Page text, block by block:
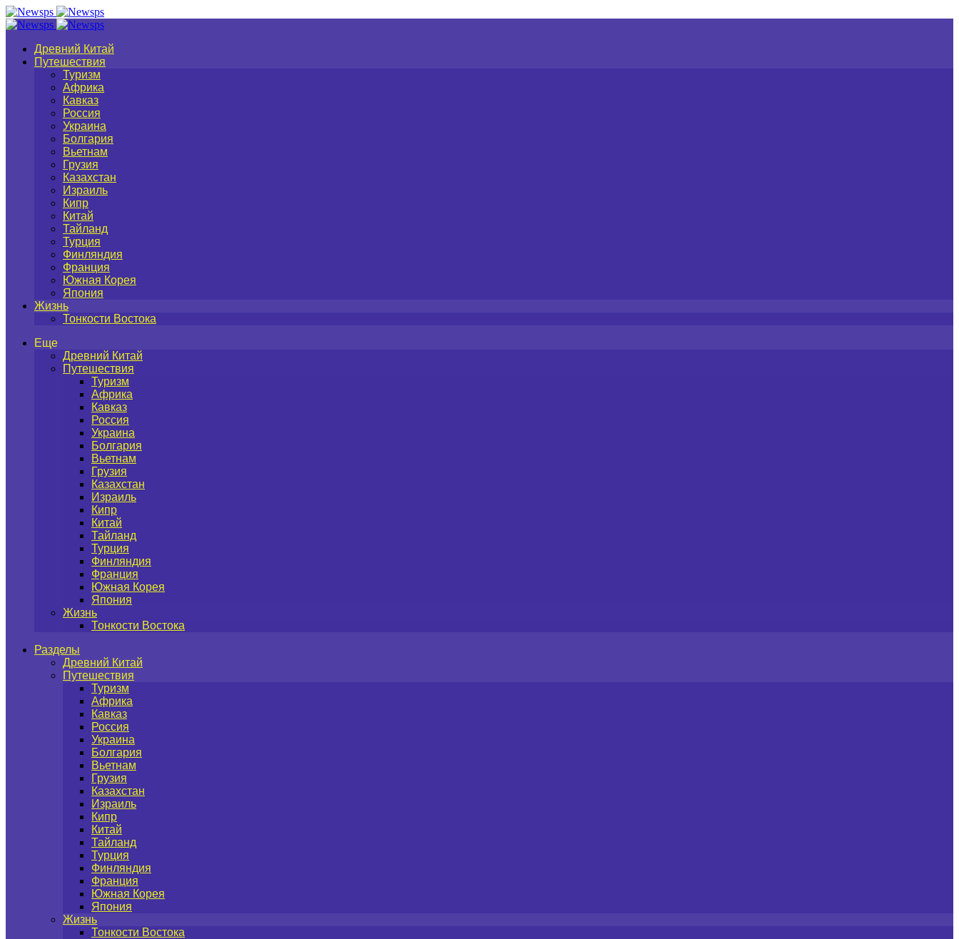
Древний Китай
Путешествия
Туризм
Африка
Кавказ
Россия
Украина
Болгария
Вьетнам
Грузия
Казахстан
Израиль
Кипр
Китай
Тайланд
Турция
Финляндия
Франция
Южная Корея
Япония
Жизнь
Тонкости Востока
Еще
Древний Китай
Путешествия
Туризм
Африка
Кавказ
Россия
Украина
Болгария
Вьетнам
Грузия
Казахстан
Израиль
Кипр
Китай
Тайланд
Турция
Финляндия
Франция
Южная Корея
Япония
Жизнь
Тонкости Востока
Разделы
Древний Китай
Путешествия
Туризм
Африка
Кавказ
Россия
Украина
Болгария
Вьетнам
Грузия
Казахстан
Израиль
Кипр
Китай
Тайланд
Турция
Финляндия
Франция
Южная Корея
Япония
Жизнь
Тонкости Востока